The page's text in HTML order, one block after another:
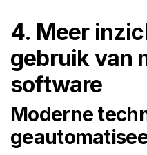
4. Meer
gebruik van
software
Moderne